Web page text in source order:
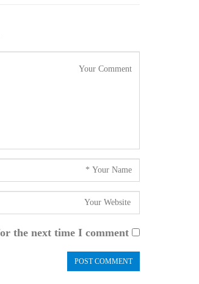
the next time I comment.